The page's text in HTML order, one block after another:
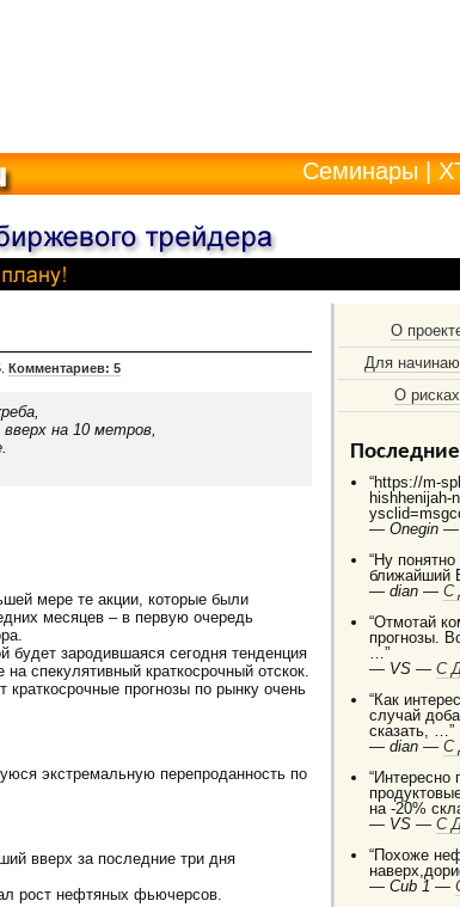
Семинары
Комментариев: 5
на 10 метров,
мере те акции, которые были
месяцев – в первую очередь
будет зародившаяся сегодня тенденция
спекулятивный краткосрочный отскок.
прогнозы по рынку очень
экстремальную перепроданность по
вверх за последние три дня
рост нефтяных фьючерсов.
О
Для
О рисках
“https://m-
hishhenijah-
—Onegin
“Ну
ближайший
—dian —C
“Отмотай
прогнозы.
…”
— VS —C
“Как
случай
сказать, …”
—dian —C
“Интересно
на -20%
— VS —C
“Похоже
—Cub 1 —